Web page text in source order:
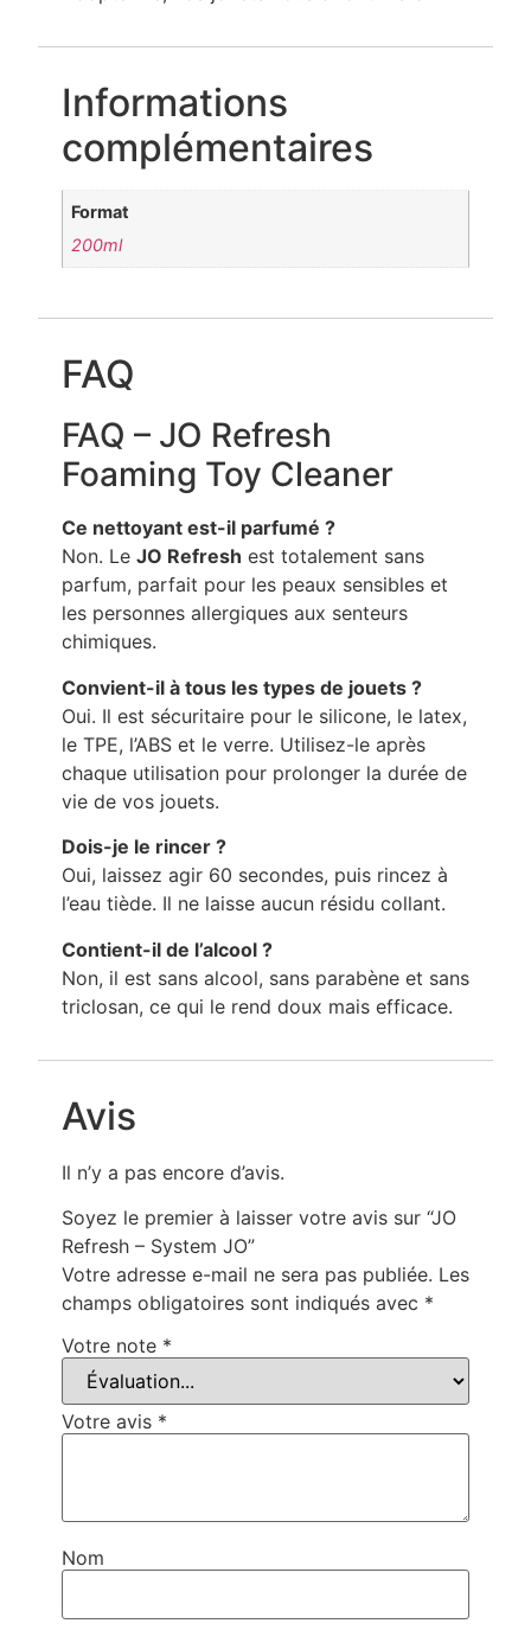
Informations
complémentaires
Format
200ml
FAQ
FAQ – JO Refresh
Foaming Toy Cleaner
Ce nettoyant est-il parfumé ?
Non. Le JO Refresh est totalement sans
parfum, parfait pour les peaux sensibles et
les personnes allergiques aux senteurs
chimiques.
Convient-il à tous les types de jouets ?
Oui. Il est sécuritaire pour le silicone, le latex,
le TPE, l’ABS et le verre. Utilisez-le après
chaque utilisation pour prolonger la durée de
vie de vos jouets.
Dois-je le rincer ?
Oui, laissez agir 60 secondes, puis rincez à
l’eau tiède. Il ne laisse aucun résidu collant.
Contient-il de l’alcool ?
Non, il est sans alcool, sans parabène et sans
triclosan, ce qui le rend doux mais efficace.
Avis
Il n’y a pas encore d’avis.
Soyez le premier à laisser votre avis sur “JO
Refresh – System JO”
Votre adresse e-mail ne sera pas publiée. Les
champs obligatoires sont indiqués avec *
Votre note *
Votre avis *
Nom